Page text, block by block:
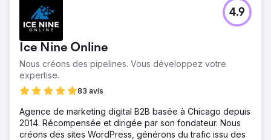
Ice Nine Online
Nous créons des pipelines. Vous développez votre
expertise.
83 avis
4.9
Agence de marketing digital B2B basée à Chicago depuis
2014. Récompensée et dirigée par son fondateur. Nous
créons des sites WordPress, générons du trafic issu des